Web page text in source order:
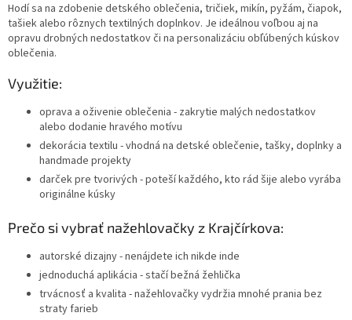
Hodí sa na zdobenie detského oblečenia, tričiek, mikín, pyžám, čiapok,
tašiek alebo rôznych textilných doplnkov. Je ideálnou voľbou aj na
opravu drobných nedostatkov či na personalizáciu obľúbených kúskov
oblečenia.
Využitie:
oprava a oživenie oblečenia - zakrytie malých nedostatkov
alebo dodanie hravého motívu
dekorácia textilu - vhodná na detské oblečenie, tašky, doplnky a
handmade projekty
darček pre tvorivých - poteší každého, kto rád šije alebo vyrába
originálne kúsky
Prečo si vybrať nažehlovačky z Krajčírkova:
autorské dizajny - nenájdete ich nikde inde
jednoduchá aplikácia - stačí bežná žehlička
trvácnosť a kvalita - nažehlovačky vydržia mnohé prania bez
straty farieb